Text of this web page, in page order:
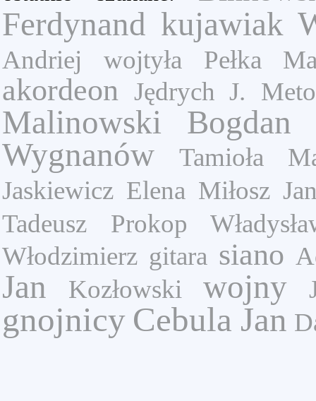
Ferdynand kujawiak
Andriej wojtyła Pełka
akordeon Jędrych J.
Malinowski Bogdan
Wygnanów
Tamioła
Jaskiewicz Elena Miłosz
Tadeusz
Prokop
Włodzimierz gitara siano
Jan Kozłowski wojny
gnojnicy Cebula Jan